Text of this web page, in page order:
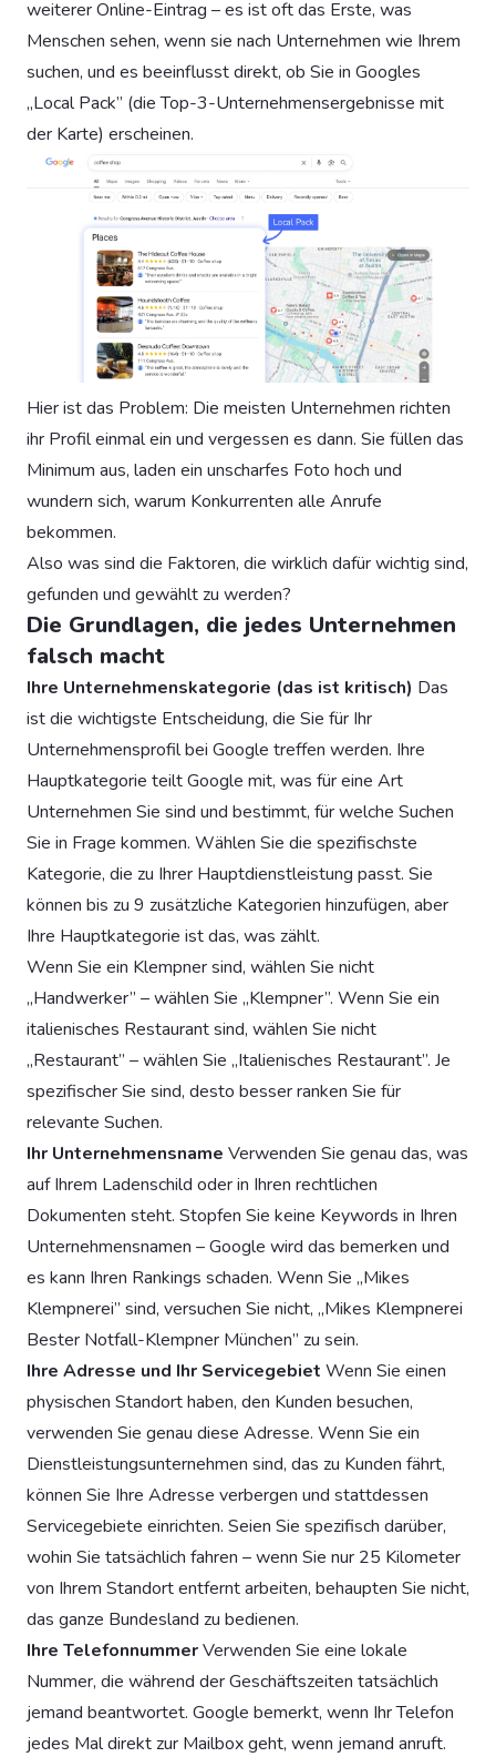
weiterer Online-Eintrag – es ist oft das Erste, was
Menschen sehen, wenn sie nach Unternehmen wie Ihrem
suchen, und es beeinflusst direkt, ob Sie in Googles
„Local Pack” (die Top-3-Unternehmensergebnisse mit
der Karte) erscheinen.
Hier ist das Problem: Die meisten Unternehmen richten
ihr Profil einmal ein und vergessen es dann. Sie füllen das
Minimum aus, laden ein unscharfes Foto hoch und
wundern sich, warum Konkurrenten alle Anrufe
bekommen.
Also was sind die Faktoren, die wirklich dafür wichtig sind,
gefunden und gewählt zu werden?
Die Grundlagen, die jedes Unternehmen
falsch macht
Ihre Unternehmenskategorie (das ist kritisch) Das
ist die wichtigste Entscheidung, die Sie für Ihr
Unternehmensprofil bei Google treffen werden. Ihre
Hauptkategorie teilt Google mit, was für eine Art
Unternehmen Sie sind und bestimmt, für welche Suchen
Sie in Frage kommen. Wählen Sie die spezifischste
Kategorie, die zu Ihrer Hauptdienstleistung passt. Sie
können bis zu 9 zusätzliche Kategorien hinzufügen, aber
Ihre Hauptkategorie ist das, was zählt.
Wenn Sie ein Klempner sind, wählen Sie nicht
„Handwerker” – wählen Sie „Klempner”. Wenn Sie ein
italienisches Restaurant sind, wählen Sie nicht
„Restaurant” – wählen Sie „Italienisches Restaurant”. Je
spezifischer Sie sind, desto besser ranken Sie für
relevante Suchen.
Ihr Unternehmensname Verwenden Sie genau das, was
auf Ihrem Ladenschild oder in Ihren rechtlichen
Dokumenten steht. Stopfen Sie keine Keywords in Ihren
Unternehmensnamen – Google wird das bemerken und
es kann Ihren Rankings schaden. Wenn Sie „Mikes
Klempnerei” sind, versuchen Sie nicht, „Mikes Klempnerei
Bester Notfall-Klempner München” zu sein.
Ihre Adresse und Ihr Servicegebiet Wenn Sie einen
physischen Standort haben, den Kunden besuchen,
verwenden Sie genau diese Adresse. Wenn Sie ein
Dienstleistungsunternehmen sind, das zu Kunden fährt,
können Sie Ihre Adresse verbergen und stattdessen
Servicegebiete einrichten. Seien Sie spezifisch darüber,
wohin Sie tatsächlich fahren – wenn Sie nur 25 Kilometer
von Ihrem Standort entfernt arbeiten, behaupten Sie nicht,
das ganze Bundesland zu bedienen.
Ihre TelefonnummerVerwenden Sie eine lokale
Nummer, die während der Geschäftszeiten tatsächlich
jemand beantwortet. Google bemerkt, wenn Ihr Telefon
jedes Mal direkt zur Mailbox geht, wenn jemand anruft.